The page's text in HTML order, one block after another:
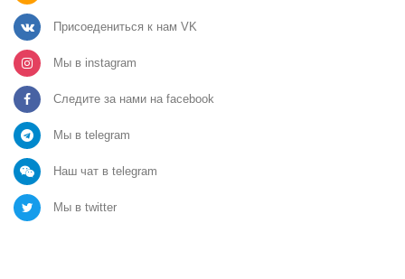
Присоедениться к нам VK
Мы в instagram
Следите за нами на facebook
Мы в telegram
Наш чат в telegram
Мы в twitter